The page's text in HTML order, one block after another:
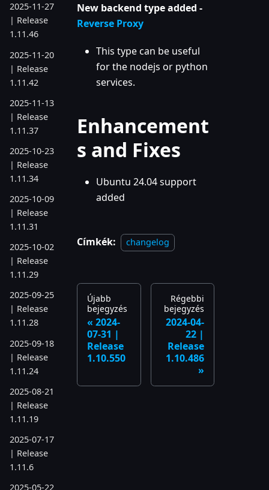
2025-11-27
| Release
1.11.46
2025-11-20
| Release
1.11.42
2025-11-13
| Release
1.11.37
2025-10-23
| Release
1.11.34
2025-10-09
| Release
1.11.31
2025-10-02
| Release
1.11.29
2025-09-25
| Release
1.11.28
2025-09-18
| Release
1.11.24
2025-08-21
| Release
1.11.19
2025-07-17
| Release
1.11.6
2025-05-22
New backend type added -
Reverse Proxy
This type can be useful
for the nodejs or python
services.
Enhancement
s and Fixes
Ubuntu 24.04 support
added
Címkék: changelog
Újabb
bejegyzés
2024-
07-31 |
Release
1.10.550
Régebbi
bejegyzés
2024-04-
22 |
Release
1.10.486